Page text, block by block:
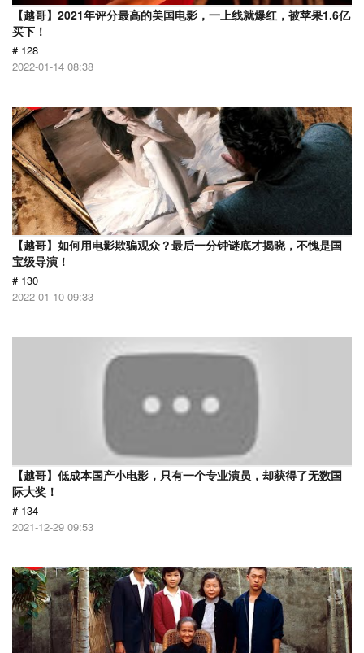
【越哥】2021年评分最高的美国电影，一上线就爆红，被苹果1.6亿
买下！
# 128
2022-01-14 08:38
【越哥】如何用电影欺骗观众？最后一分钟谜底才揭晓，不愧是国
宝级导演！
# 130
2022-01-10 09:33
【越哥】低成本国产小电影，只有一个专业演员，却获得了无数国
际大奖！
# 134
2021-12-29 09:53